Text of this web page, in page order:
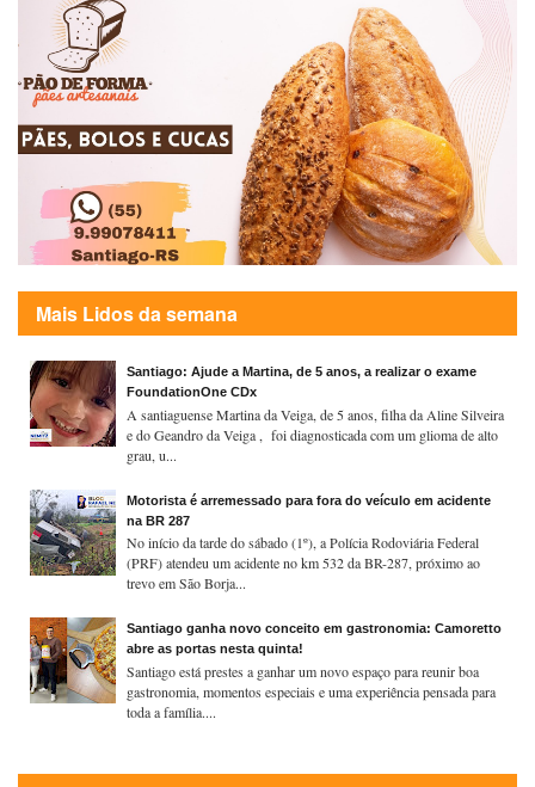
Mais Lidos da semana
Santiago: Ajude a Martina, de 5 anos, a realizar o exame
FoundationOne CDx
A santiaguense Martina da Veiga, de 5 anos, filha da Aline Silveira
e do Geandro da Veiga , foi diagnosticada com um glioma de alto
grau, u...
Motorista é arremessado para fora do veículo em acidente
na BR 287
No início da tarde do sábado (1º), a Polícia Rodoviária Federal
(PRF) atendeu um acidente no km 532 da BR-287, próximo ao
trevo em São Borja...
Santiago ganha novo conceito em gastronomia: Camoretto
abre as portas nesta quinta!
Santiago está prestes a ganhar um novo espaço para reunir boa
gastronomia, momentos especiais e uma experiência pensada para
toda a família....